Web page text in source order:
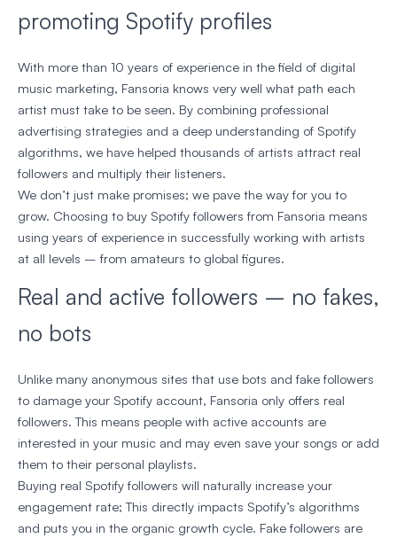
promoting Spotify profiles
With more than 10 years of experience in the field of digital
music marketing, Fansoria knows very well what path each
artist must take to be seen. By combining professional
advertising strategies and a deep understanding of Spotify
algorithms, we have helped thousands of artists attract real
followers and multiply their listeners.
We don’t just make promises; we pave the way for you to
grow. Choosing to buy Spotify followers from Fansoria means
using years of experience in successfully working with artists
at all levels – from amateurs to global figures.
Real and active followers – no fakes,
no bots
Unlike many anonymous sites that use bots and fake followers
to damage your Spotify account, Fansoria only offers real
followers. This means people with active accounts are
interested in your music and may even save your songs or add
them to their personal playlists.
Buying real Spotify followers will naturally increase your
engagement rate; This directly impacts Spotify’s algorithms
and puts you in the organic growth cycle. Fake followers are